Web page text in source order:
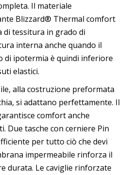
Il materiale
Blizzard® Thermal comfort
di tessitura in grado di
interna anche quando il
di ipotermia è quindi inferiore
elastici.
alla costruzione preformata
si adattano perfettamente. Il
comfort anche
Due tasche con cerniere Pin
per tutto ciò che devi
impermeabile rinforza il
durata. Le caviglie rinforzate